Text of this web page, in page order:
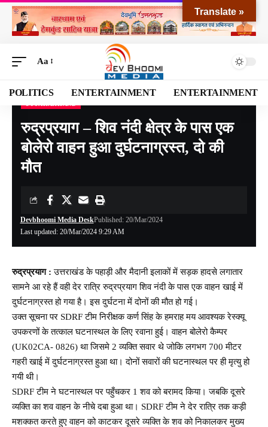
Aa
POLITICS ENTERTAINMENT ENTERTAINMENT
Devbhoomi Media> >NATIONAL> UTTARAKHAND>रुद्रप्रयाग – शिव नंदी क्षेत्र के पास एक बोलेरो वाहन हुआ दुर्घटनाग्रस्त, दो की मौत
रुद्रप्रयाग – शिव नंदी क्षेत्र के पास एक
बोलेरो वाहन हुआ दुर्घटनाग्रस्त, दो की
मौत
Last updated: 20/Mar/2024 9:29 AM
Devbhoomi Media DeskPublished: 20/Mar/2024
रुद्रप्रयाग :उत्तराखंड के पहाड़ी और मैदानी इलाकों में सड़क हादसे लगातार
सामने आ रहे हैं वही देर रात्रि रुद्रप्रयाग शिव नंदी के पास एक वाहन खाई में
दुर्घटनाग्रस्त हो गया है। इस दुर्घटना में दोनों की मौत हो गई।
उक्त सूचना पर SDRF टीम निरीक्षक कर्ण सिंह के हमराह मय आवश्यक रेस्क्यू
उपकरणों के तत्काल घटनास्थल के लिए रवाना हुई। वाहन बोलेरो कैम्पर
(UK02CA- 0826) था जिसमे 2 व्यक्ति सवार थे जोकि लगभग 700 मीटर
गहरी खाई में दुर्घटनाग्रस्त हुआ था। दोनों सवारों की घटनास्थल पर ही मृत्यु हो
गयी थी।
SDRF टीम ने घटनास्थल पर पहुँचकर 1 शव को बरामद किया। जबकि दूसरे
व्यक्ति का शव वाहन के नीचे दबा हुआ था। SDRF टीम ने देर रात्रि तक कड़ी
मशक्कत करते हुए वाहन को काटकर दूसरे व्यक्ति के शव को निकालकर मुख्य
Translate »